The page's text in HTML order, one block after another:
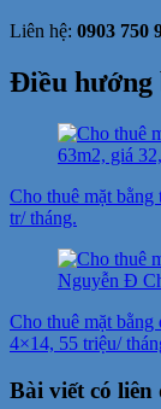
Liên hệ: 0903 750
Điều hướng
Cho thuê mặt bằng
tr/ tháng.
Cho thuê mặt
4×14, 55 triệu/
Bài viết có liên